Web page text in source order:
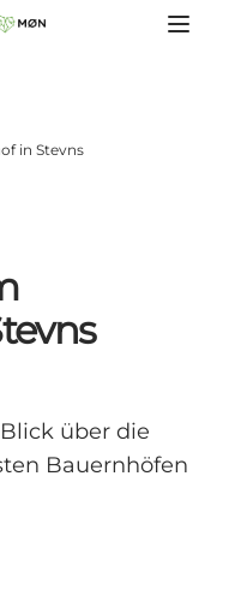
in Stevns
über die
Bauernhöfen